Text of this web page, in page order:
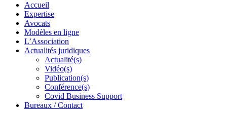
Accueil
Expertise
Avocats
Modèles en ligne
L’Association
Actualités juridiques
Actualité(s)
Vidéo(s)
Publication(s)
Conférence(s)
Covid Business Support
Bureaux / Contact